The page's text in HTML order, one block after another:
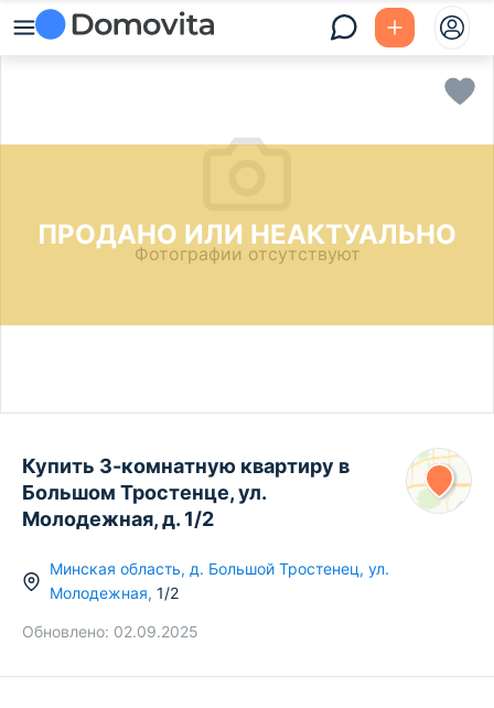
ПРОДАНО ИЛИ НЕАКТУАЛЬНО
Фотографии отсутствуют
Купить 3-комнатную квартиру в
Большом Тростенце, ул.
Молодежная, д. 1/2
Минская область, д. Большой Тростенец, ул.
Молодежная, 1/2
Обновлено: 02.09.2025